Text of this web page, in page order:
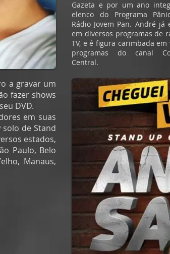
a gravar um
fazer shows
DVD.
em suas
solo de Stand
estados,
Paulo, Belo
Manaus,
Gazeta e por um ano
elenco do Programa
Rádio Jovem Pan. André já
em diversos programas de
TV, e é figura carimbada em
programas do canal
Central.